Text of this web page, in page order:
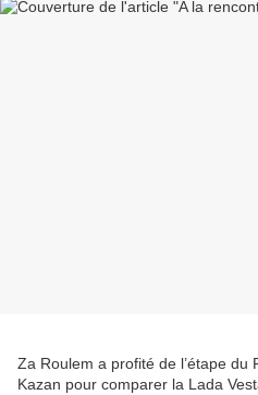
Za Roulem a profité de l’étape du
Kazan pour comparer la Lada